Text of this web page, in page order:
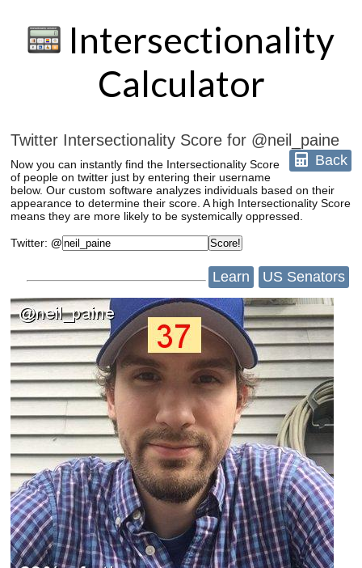
Intersectionality
Calculator
Twitter Intersectionality Score for @neil_paine
Back
Now you can instantly find the Intersectionality Score
of people on twitter just by entering their username
below. Our custom software analyzes individuals based on their
appearance to determine their score. A high Intersectionality Score
means they are more likely to be systemically oppressed.
Twitter:@
US Senators
Learn